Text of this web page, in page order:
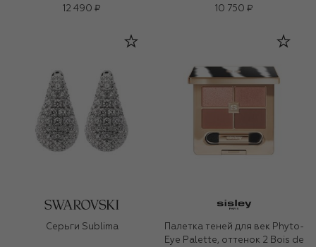
12 490 ₽
10 750 ₽
Серьги Sublima
Палетка теней для век Phyto-
Eye Palette, оттенок 2 Bois de